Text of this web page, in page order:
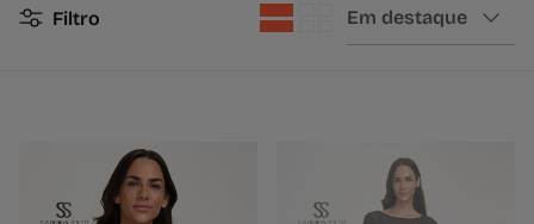
Filtro
Ordenar por
Em destaque